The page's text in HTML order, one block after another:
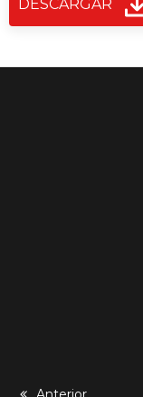
DESCARGAR